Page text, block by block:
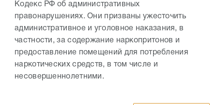
Кодекс РФ об административных
правонарушениях. Они призваны ужесточить
административное и уголовное наказания, в
частности, за содержание наркопритонов и
предоставление помещений для потребления
наркотических средств, в том числе и
несовершеннолетними.